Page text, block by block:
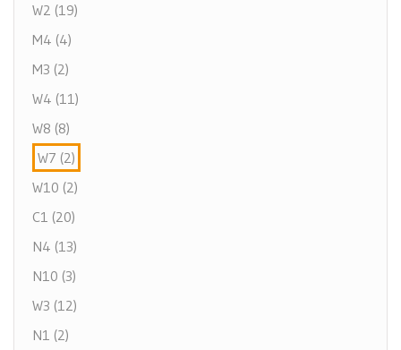
W2 (19)
M4 (4)
M3 (2)
W4 (11)
W8 (8)
W7 (2)
W10 (2)
C1 (20)
N4 (13)
N10 (3)
W3 (12)
N1 (2)